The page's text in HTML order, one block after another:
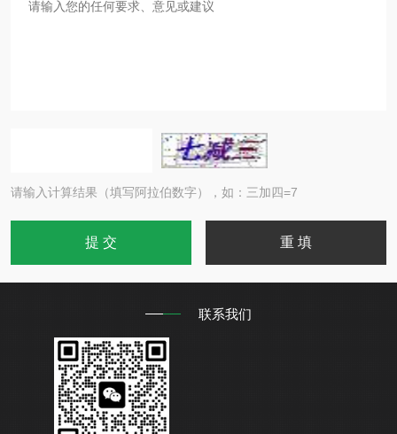
请输入计算结果（填写阿拉伯数字），如：三加四=7
联系我们